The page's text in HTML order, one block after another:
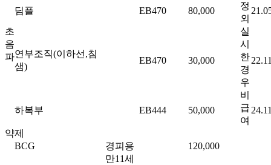
초
음
파
정
외
실
시
한
경
우
비
급
여
딤플 EB470 80,000
연부조직(이하선,침
샘)
EB470 30,000
하복부 EB444 50,000
약제
BCG 경피용 120,000
만11세